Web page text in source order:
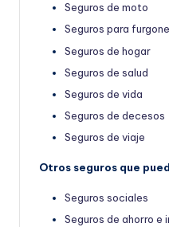
Seguros de moto
Seguros para
Seguros de hogar
Seguros de salud
Seguros de vida
Seguros de decesos
Seguros de viaje
Otros seguros que
Seguros sociales
Seguros de ahorro e